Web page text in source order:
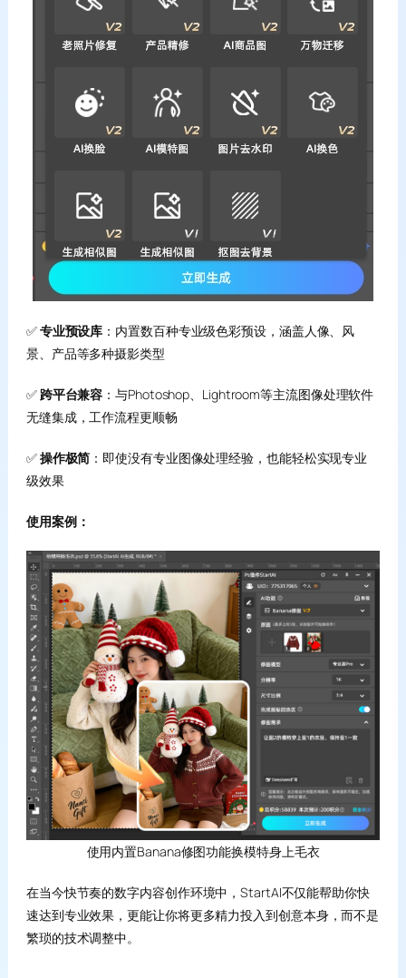
✅专业预设库 ：内置数百种专业级色彩预设，涵盖人像、风
景、产品等多种摄影类型
✅跨平台兼容 ：与Photoshop、Lightroom等主流图像处理软件
无缝集成，工作流程更顺畅
✅操作极简 ：即使没有专业图像处理经验，也能轻松实现专业
级效果
使用案例：
使用内置Banana修图功能换模特身上毛衣
在当今快节奏的数字内容创作环境中，StartAI不仅能帮助你快
速达到专业效果，更能让你将更多精力投入到创意本身，而不是
繁琐的技术调整中。